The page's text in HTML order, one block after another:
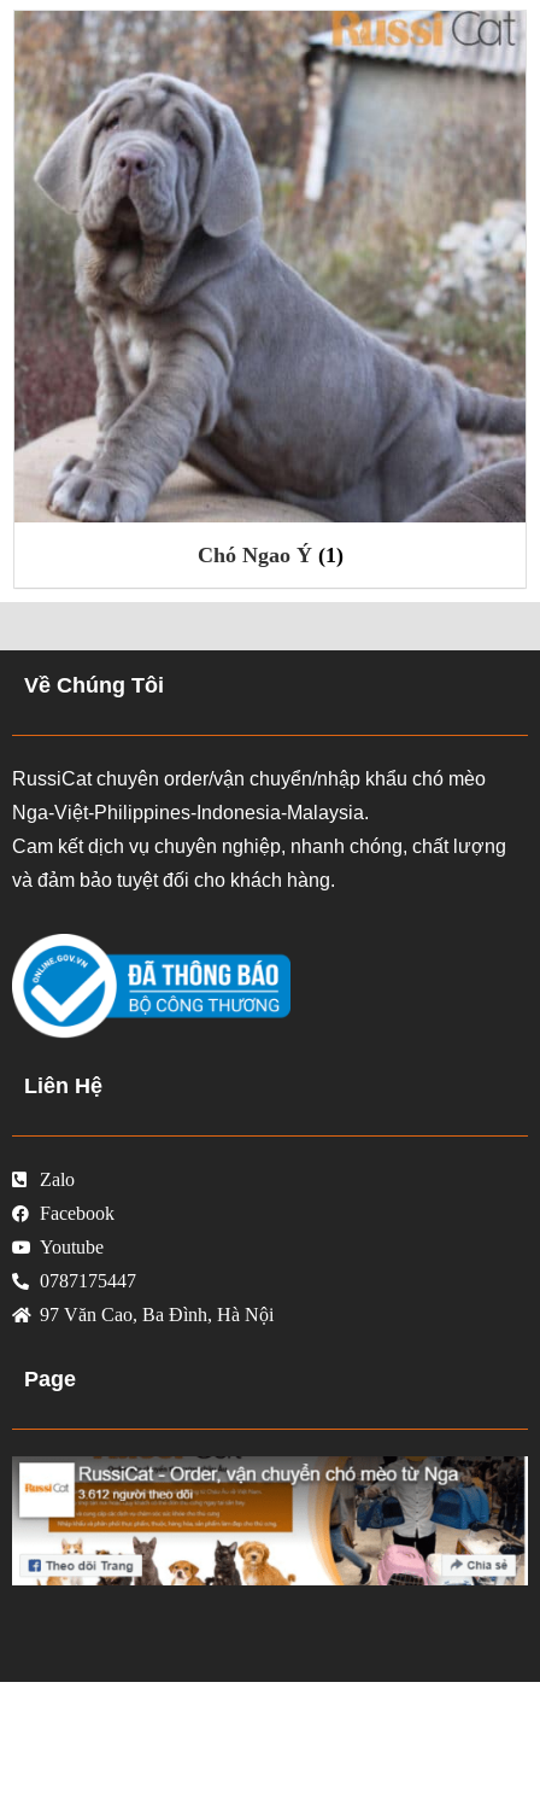
Chó Ngao Ý (1)
Về Chúng Tôi
RussiCat chuyên order/vận chuyển/nhập khẩu chó mèo
Nga-Việt-Philippines-Indonesia-Malaysia.
Cam kết dịch vụ chuyên nghiệp, nhanh chóng, chất lượng
và đảm bảo tuyệt đối cho khách hàng.
Liên Hệ
Zalo
Facebook
Youtube
0787175447
97 Văn Cao, Ba Đình, Hà Nội
Page